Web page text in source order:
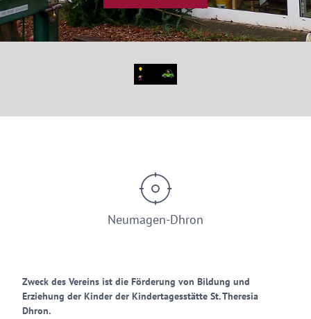
Neumagen-Dhron
Zweck des Vereins ist die Förderung von Bildung und
Erziehung der Kinder der Kindertagesstätte St. Theresia
Dhron.